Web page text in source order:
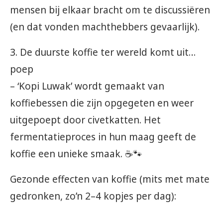
mensen bij elkaar bracht om te discussiëren
(en dat vonden machthebbers gevaarlijk).
3. De duurste koffie ter wereld komt uit…
poep
– ‘Kopi Luwak’ wordt gemaakt van
koffiebessen die zijn opgegeten en weer
uitgepoept door civetkatten. Het
fermentatieproces in hun maag geeft de
koffie een unieke smaak. ☕🐾
Gezonde effecten van koffie (mits met mate
gedronken, zo’n 2–4 kopjes per dag):